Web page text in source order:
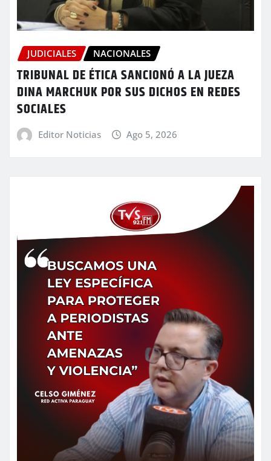
JUDICIALES NACIONALES
TRIBUNAL DE ÉTICA SANCIONÓ A LA JUEZA
DINA MARCHUK POR SUS DICHOS EN REDES
SOCIALES
Editor Noticias Ago 5, 2026